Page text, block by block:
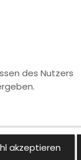
des Nutzers
akzeptieren